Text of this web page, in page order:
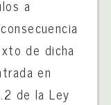
a
de dicha
en
de la Ley